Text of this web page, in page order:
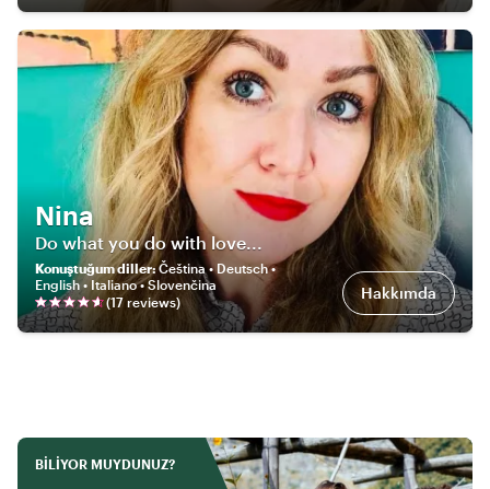
Nina
Do what you do with love...
Konuştuğum diller:Čeština • Deutsch •
English • Italiano • Slovenčina
(17 reviews) Hakkımda
BILIYOR MUYDUNUZ?